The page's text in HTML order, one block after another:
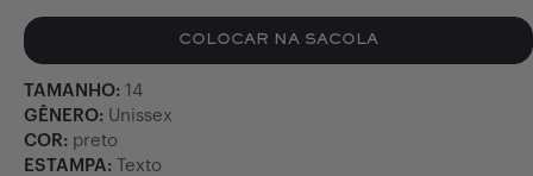
COLOCAR NA SACOLA
TAMANHO: 14
GÊNERO: Unissex
COR: preto
ESTAMPA:
Texto